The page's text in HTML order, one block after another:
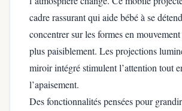
cadre rassurant qui aide bébé à se
concentrer sur les formes en
plus paisiblement. Les projections
miroir intégré stimulent l’attention tout
l’apaisement.
Des fonctionnalités pensées pour